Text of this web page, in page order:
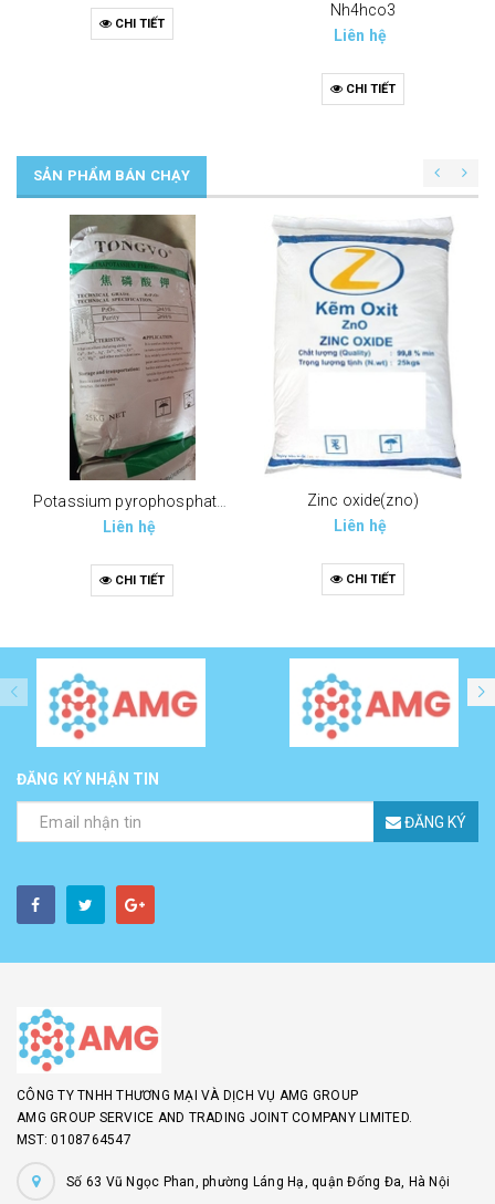
CHI TIẾT
Nh4hco3
Liên hệ
CHI TIẾT
SẢN PHẨM BÁN CHẠY
Potassium pyrophosphate (tppp) (k4p2o7)
Liên hệ
CHI TIẾT
Zinc oxide(zno)
Liên hệ
CHI TIẾT
ĐĂNG KÝ NHẬN TIN
ĐĂNG KÝ
CÔNG TY TNHH THƯƠNG MẠI VÀ DỊCH VỤ AMG GROUP
AMG GROUP SERVICE AND TRADING JOINT COMPANY LIMITED.
MST: 0108764547
Số 63 Vũ Ngọc Phan, phường Láng Hạ, quận Đống Đa, Hà Nội